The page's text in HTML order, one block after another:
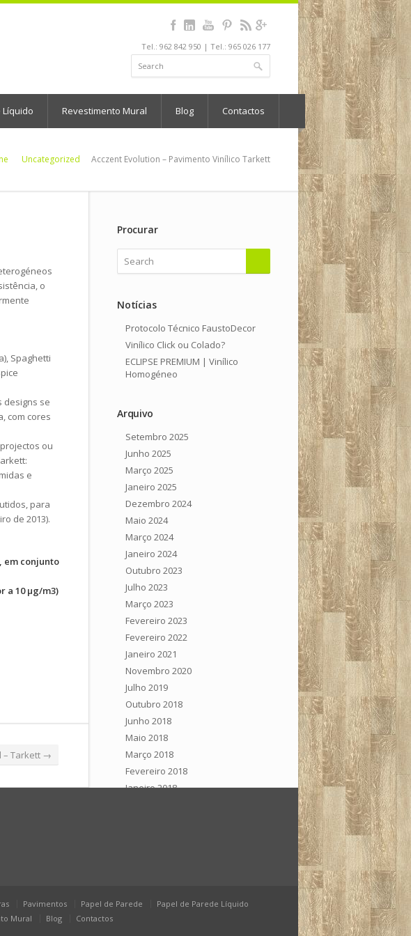
Tel.: 962 842 950 | Tel.: 965 026 177
Revestimento Mural Blog Contactos
Uncategorized Acczent Evolution – Pavimento Vinílico Tarkett
o
Spaghetti
designs se
com cores
ou
e
para
de 2013).
em conjunto
a 10 µg/m3)
– Tarkett →
Procurar
Notícias
Protocolo Técnico FaustoDecor
Vinílico Click ou Colado?
ECLIPSE PREMIUM | Vinílico
Homogéneo
Arquivo
Setembro 2025
Junho 2025
Março 2025
Janeiro 2025
Dezembro 2024
Maio 2024
Março 2024
Janeiro 2024
Outubro 2023
Julho 2023
Março 2023
Fevereiro 2023
Fevereiro 2022
Janeiro 2021
Novembro 2020
Julho 2019
Outubro 2018
Junho 2018
Maio 2018
Março 2018
Fevereiro 2018
Janeiro 2018
Junho 2016
Pavimentos Papel de Parede
Papel de Parede Líquido
Mural
Blog Contactos